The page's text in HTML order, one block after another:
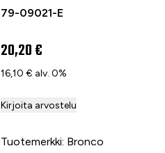
79-09021-E
20,20 €
16,10 € alv. 0%
Kirjoita arvostelu
Tuotemerkki: Bronco